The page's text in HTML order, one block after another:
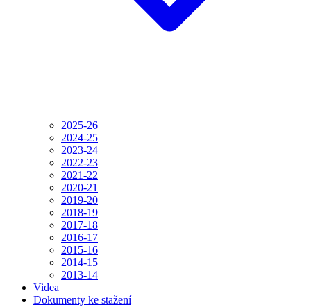
2025-26
2024-25
2023-24
2022-23
2021-22
2020-21
2019-20
2018-19
2017-18
2016-17
2015-16
2014-15
2013-14
Videa
Dokumenty ke stažení